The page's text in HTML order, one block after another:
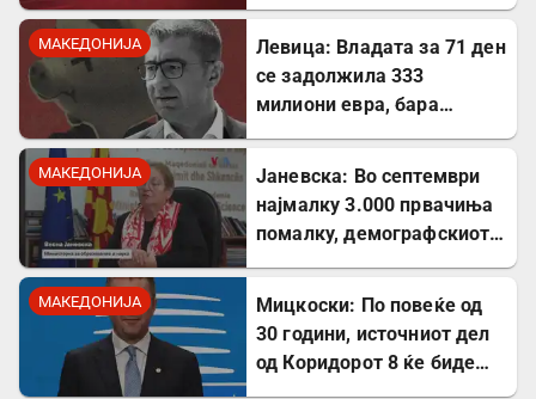
МАКЕДОНИЈА
Левица: Владата за 71 ден
се задолжила 333
милиони евра, бара
МАКЕДОНИЈА
Јаневска: Во септември
најмалку 3.000 првачиња
помалку, демографскиот
МАКЕДОНИЈА
Мицкоски: По повеќе од
30 години, источниот дел
од Коридорот 8 ќе биде